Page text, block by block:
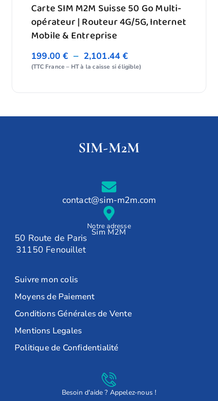
Carte SIM M2M Suisse 50 Go Multi-
opérateur | Routeur 4G/5G, Internet
Mobile & Entreprise
199.00€ – 2,101.44€
(TTC France – HT à la caisse si éligible)
SIM-M2M
contact@sim-m2m.com
Notre adresse
Sim M2M
50 Route de Paris
31150 Fenouillet
Suivre mon colis
Moyens de Paiement
Conditions Générales de Vente
Mentions Legales
Politique de Confidentialité
Besoin d'aide ? Appelez-nous !